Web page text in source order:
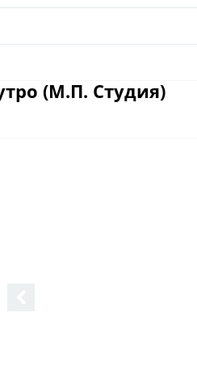
(М.П. Студия)